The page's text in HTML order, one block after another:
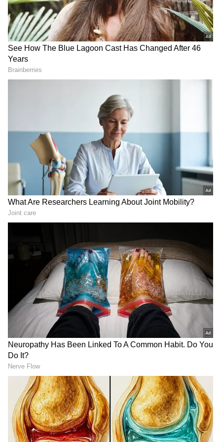
ಉಪ ಚುನಾವಣೆಗೆ ಟಿಕೆಟ್‌ಗೆ ಭಾರಿ
ಪೈಪೋಟಿ:
ಚನ್ನಪಟ್ಟಣದಲ್ಲಿ ಕಳೆದ ವಿಧಾನಸಭಾ
ಚುನಾವಣೆಯಲ್ಲಿ ಸ್ಥಳೀಯ ನಾಯಕ ಸಿ.ಪಿ. ಯೋಗೇಶ್ವರ್
ಅವರು ಬಿಜೆಪಿಯಿಂದ ಸ್ಪರ್ಧಿಸಿದರೆ, ಅವರ ವಿರುದ್ಧ
ಜೆಡಿಎಸ್‌ನಿಂದ ಮಾಜಿ ಸಿಎಂ ಕುಮಾರಸ್ವಾಮಿ ಸ್ಪರ್ಧಿಸಿ ಗೆಲುವು
ಸಾಧಿಸಿದ್ದರು. ಆದರೆ, ಇದೀಗ ಲೋಕಸಭೆಯಲ್ಲಿ ಬಿಜೆಪಿ -
ಜೆಡಿಸ್ ಮೈತ್ರಿ ಅಭ್ಯರ್ಥಿಯಾಗಿ ಗೆಲುವು ಸಾಧಿಸಿ ಸಂಸತ್ತಿಗೆ
ಹೋಗಿದ್ದರಿಂದ ಚನ್ನಪಟ್ಟಣದ ಮೈತ್ರಿ ಟಿಕೆಟ್ ಅನ್ನು ಯಾರಿಗೆ
ನೀಡಬೇಕು ಎಂಬ ಕುತೂಹಲ ಉಂಟಾಗಿದೆ. ಜೆಡಿಎಸ್
ಪಕ್ಷದಿಂದ ಗೆದ್ದ ಕ್ಷೇತ್ರವನ್ನು ಮೈತ್ರಿ ಧರ್ಮ ಪಾಲಿಸುವುದಕ್ಕಾಗಿ
ಬಿಜೆಪಿಗೆ ಬಿಟ್ಟು ಕೊಡಲು ಒಪ್ಪುತ್ತಿಲ್ಲ. ಆದರೆ, ಇಲ್ಲಿ ಬಿಜೆಪಿ
ನಾಯಕ ಸಿ.ಪಿ. ಯೋಗೇಶ್ವರ ಮೈತ್ರಿ ಟಿಕೆಟ್ ತನಗೇ
ಕೊಡಬೇಕು ಎಂದು ಪಟ್ಟು ಹಿಡಿದಿದ್ದರು.
India News
Kannada News
ಅಪ್ಡೇಟ್‌ಗಳಿಗಾಗಿ ಏಷ್ಯಾನೆಟ್ ಸುವರ್ಣ ನ್ಯೂಸ್‌ ಫಾಲೋ
ಮಾಡಿ. ಬ್ರೇಕಿಂಗ್ ಸುದ್ದಿ (Latest Kannada News),
ವಿಶೇಷ ವರದಿಗಳು ಮತ್ತು ನೇರ ಪ್ರಸಾರಗಳೊಂದಿಗೆ
(kannada news live) ಸಂಪೂರ್ಣ ಮಾಹಿತಿ ಒಂದೇ
ಕ್ಲಿಕ್‌ನಲ್ಲಿ ಲಭ್ಯ. ಏಷ್ಯಾನೆಟ್ ಸುವರ್ಣ ನ್ಯೂಸ್ ಅಧಿಕೃತ
ಆ್ಯಪ್ ಡೌನ್‌ಲೋಡ್ ಮಾಡಿ ಹಾಗು ಎಲ್ಲಾ ಅಪ್‌ಡೇಟ್
ಗಳನ್ನು ಪಡೆಯಿರಿ.
RECOMMENDED STORIES